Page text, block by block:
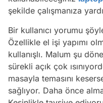
şekilde çalışmanıza
Bir kullanıcı yorumu
Özellikle el işi yapımı
kullanışlı. Malum şu
sürekli açık çok
masayla temasını
sağlıyor. Daha önce